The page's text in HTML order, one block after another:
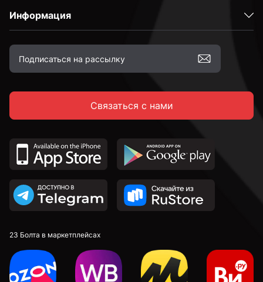
Оцинкованные
Желтый цинк
М8
М10
М12
М14
Информация
Связаться с нами
23 Болта в маркетплейсах